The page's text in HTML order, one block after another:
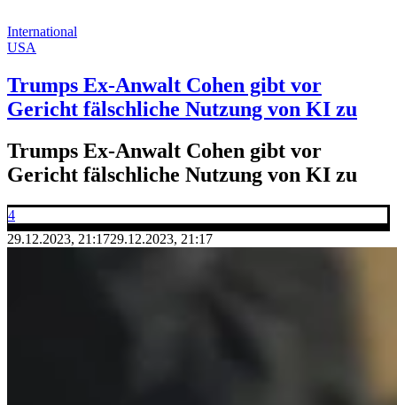
International
USA
Trumps Ex-Anwalt Cohen gibt vor
Gericht fälschliche Nutzung von KI zu
Trumps Ex-Anwalt Cohen gibt vor
Gericht fälschliche Nutzung von KI zu
4
29.12.2023, 21:1729.12.2023, 21:17